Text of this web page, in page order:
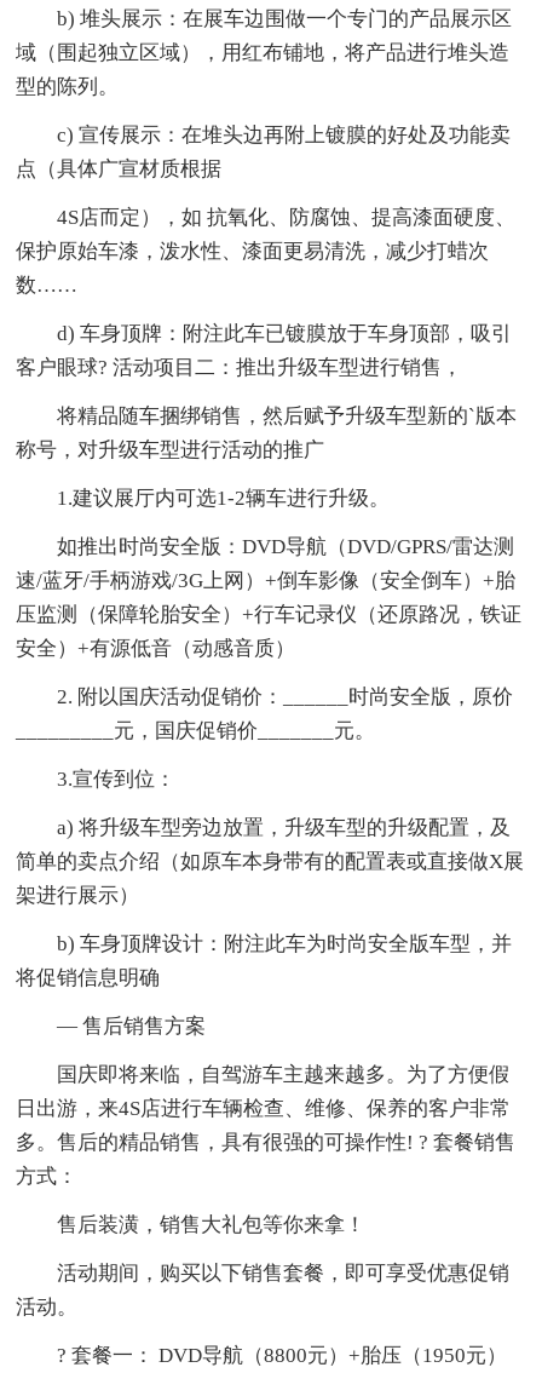
b) 堆头展示：在展车边围做一个专门的产品展示区
域（围起独立区域），用红布铺地，将产品进行堆头造
型的陈列。
c) 宣传展示：在堆头边再附上镀膜的好处及功能卖
点（具体广宣材质根据
4S店而定），如 抗氧化、防腐蚀、提高漆面硬度、
保护原始车漆，泼水性、漆面更易清洗，减少打蜡次
数……
d) 车身顶牌：附注此车已镀膜放于车身顶部，吸引
客户眼球? 活动项目二：推出升级车型进行销售，
将精品随车捆绑销售，然后赋予升级车型新的`版本
称号，对升级车型进行活动的推广
1.建议展厅内可选1-2辆车进行升级。
如推出时尚安全版：DVD导航（DVD/GPRS/雷达测
速/蓝牙/手柄游戏/3G上网）+倒车影像（安全倒车）+胎
压监测（保障轮胎安全）+行车记录仪（还原路况，铁证
安全）+有源低音（动感音质）
2. 附以国庆活动促销价：______时尚安全版，原价
_________元，国庆促销价_______元。
3.宣传到位：
a) 将升级车型旁边放置，升级车型的升级配置，及
简单的卖点介绍（如原车本身带有的配置表或直接做X展
架进行展示）
b) 车身顶牌设计：附注此车为时尚安全版车型，并
将促销信息明确
— 售后销售方案
国庆即将来临，自驾游车主越来越多。为了方便假
日出游，来4S店进行车辆检查、维修、保养的客户非常
多。售后的精品销售，具有很强的可操作性! ? 套餐销售
方式：
售后装潢，销售大礼包等你来拿！
活动期间，购买以下销售套餐，即可享受优惠促销
活动。
? 套餐一： DVD导航（8800元）+胎压（1950元）